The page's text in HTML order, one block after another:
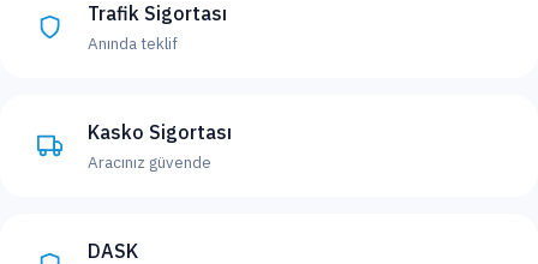
Trafik Sigortası
Anında teklif
Kasko Sigortası
Aracınız güvende
DASK